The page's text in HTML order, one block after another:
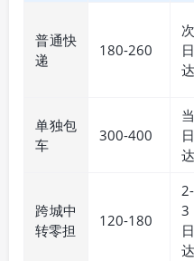
普通快
递
180-260
次
日
达
单独包
车
300-400
当
日
达
跨城中
转零担
120-180
2-
3
日
达